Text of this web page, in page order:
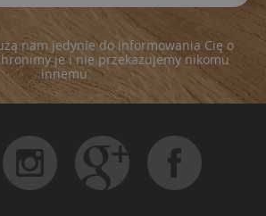
nam jedynie do informowania Cię o
je i nie przekazujemy nikomu
innemu.